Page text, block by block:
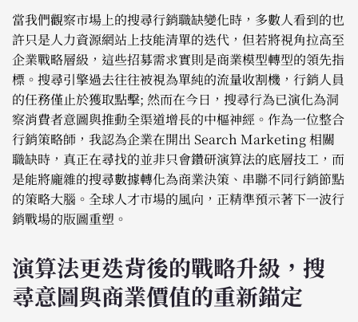
當我們觀察市場上的搜尋行銷職缺變化時，多數人看到的也
許只是人力資源網站上技能清單的迭代，但若將視角拉高至
企業戰略層級，這些招募需求實則是商業模型轉型的領先指
標。搜尋引擎過去往往被視為單純的流量收割機，行銷人員
的任務僅止於獲取點擊; 然而在今日，搜尋行為已演化為洞
察消費者意圖與推動全渠道增長的中樞神經。作為一位整合
行銷策略師，我認為企業在開出 Search Marketing 相關
職缺時，真正在尋找的並非只會鑽研演算法的底層技工，而
是能將龐雜的搜尋數據轉化為商業決策、串聯不同行銷節點
的策略大腦。全球人才市場的風向，正精準預示著下一波行
銷戰場的版圖重塑。
演算法更迭背後的戰略升級，搜
尋意圖與商業價值的重新錨定